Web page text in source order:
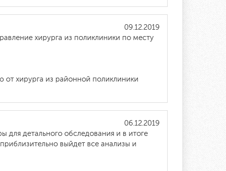
09.12.2019
хирурга из поликлиники по месту
от хирурга из районной поликлиники
06.12.2019
детального обследования и в итоге
выйдет все анализы и